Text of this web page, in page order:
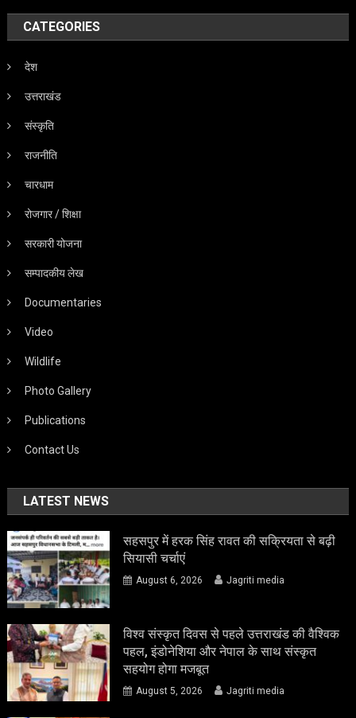
CATEGORIES
देश
उत्तराखंड
संस्कृति
राजनीति
चारधाम
रोजगार / शिक्षा
सरकारी योजना
सम्पादकीय लेख
Documentaries
Video
Wildlife
Photo Gallery
Publications
Contact Us
LATEST NEWS
सहसपुर में हरक सिंह रावत की सक्रियता से बढ़ी
सियासी चर्चाएं
August 6, 2026 Jagriti media
विश्व संस्कृत दिवस से पहले उत्तराखंड की वैश्विक
पहल, इंडोनेशिया और नेपाल के साथ संस्कृत
सहयोग होगा मजबूत
August 5, 2026 Jagriti media